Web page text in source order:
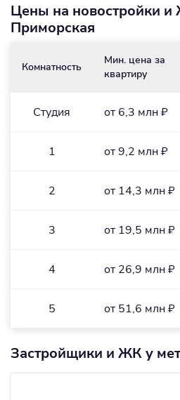
Цены на новостройки и
Приморская
Комнатность
Мин. цена за
квартиру
Студия от 6,3 млн ₽
1 от 9,2 млн ₽
2 от 14,3 млн ₽
3 от 19,5 млн ₽
4 от 26,9 млн ₽
5 от 51,6 млн ₽
Застройщики и ЖК у